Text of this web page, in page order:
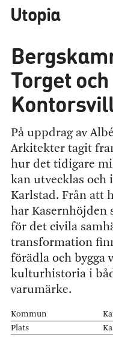
Utopia
Torget och
På uppdrag av
Arkitekter tagit
hur det tidigare
kan utvecklas och
Karlstad. Från att
har Kasernhöjden
för det civila
transformation
förädla och bygga
kulturhistoria i
varumärke.
Kommun
Plats